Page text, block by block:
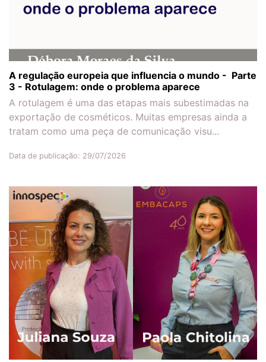
A regulação europeia que influencia o mundo - Parte
3 - Rotulagem: onde o problema aparece
A rotulagem é uma das etapas mais subestimadas na
exportação de cosméticos. Muitas empresas ainda a
tratam como uma peça de comunicação visu...
Data de publicação: 29/07/2026